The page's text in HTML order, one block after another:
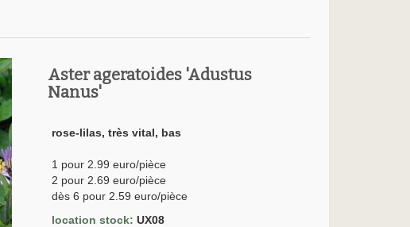
Aster ageratoides 'Adustus
Nanus'
rose-lilas, très vital, bas
1 pour 2.99 euro/pièce
2 pour 2.69 euro/pièce
dès 6 pour 2.59 euro/pièce
location stock: UX08